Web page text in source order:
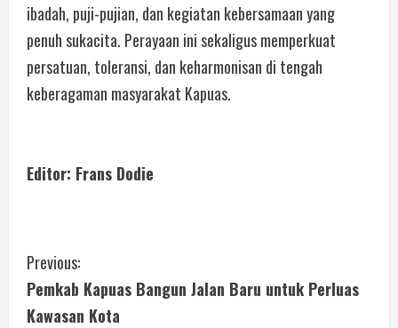
ibadah, puji-pujian, dan kegiatan kebersamaan yang
penuh sukacita. Perayaan ini sekaligus memperkuat
persatuan, toleransi, dan keharmonisan di tengah
keberagaman masyarakat Kapuas.
Editor: Frans Dodie
Previous:
Pemkab Kapuas Bangun Jalan Baru untuk Perluas
Kawasan Kota